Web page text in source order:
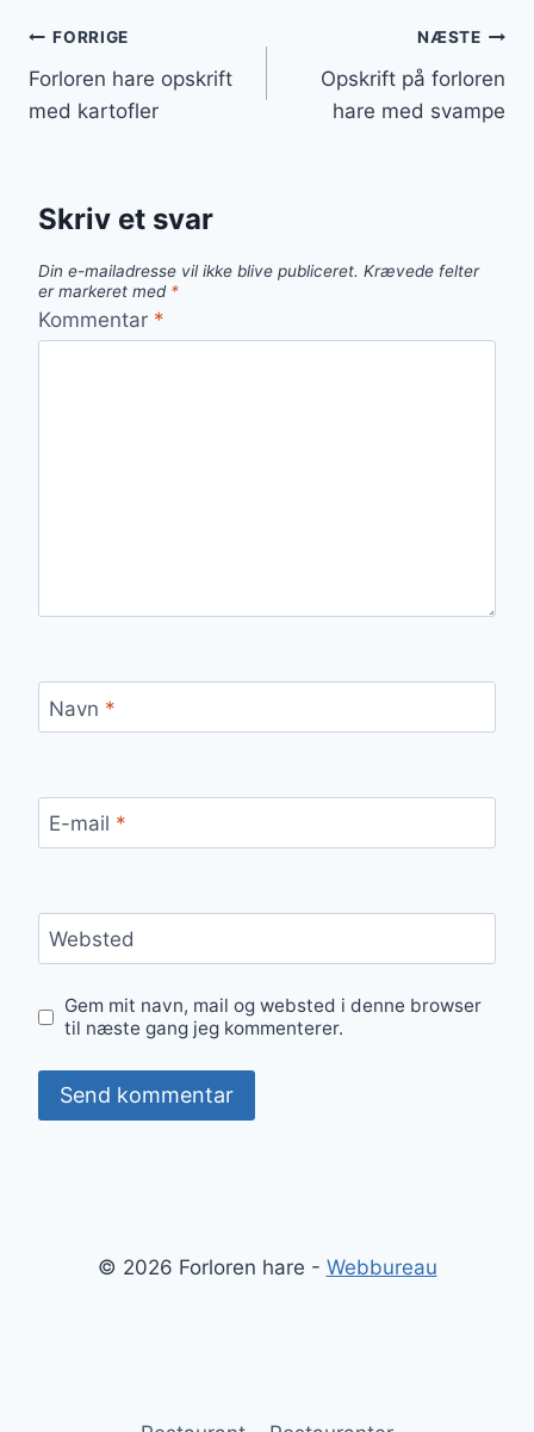
Indlægsnavigation
FORRIGE
Forloren hare opskrift
med kartofler
NÆSTE
Opskrift på forloren
hare med svampe
Skriv et svar
Din e-mailadresse vil ikke blive publiceret. Krævede felter
er markeret med *
Kommentar *
Navn *
E-mail *
Websted
Gem mit navn, mail og websted i denne browser
til næste gang jeg kommenterer.
© 2026 Forloren hare - Webbureau